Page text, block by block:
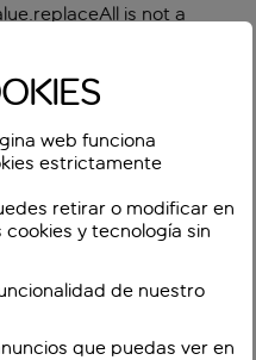
is not a
web funciona
estrictamente
retirar o modificar en
y tecnología sin
de nuestro
que puedas ver en